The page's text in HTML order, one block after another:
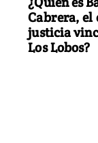
Cabrera, el
justicia
Los Lobos?